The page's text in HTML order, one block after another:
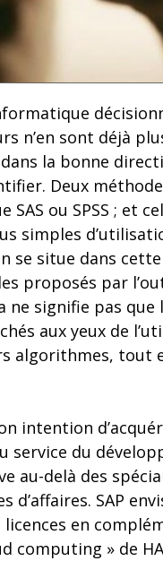
n’en sont déjà
la bonne
Deux
SAS ou SPSS ; et
simples
se situe dans
proposés par
ne signifie pas
aux yeux de
algorithmes, tout
intention
service du
au-delà des
d’affaires. SAP
en
computing » de